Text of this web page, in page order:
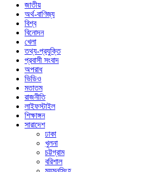
জাতীয়
অর্থ-বাণিজ্য
বিশ্ব
বিনোদন
খেলা
তথ্য-প্রযুক্তি
প্রবাসী সংবাদ
অপরাধ
ভিডিও
মতাতম
রাজনীতি
লাইফস্টাইল
শিক্ষাঙ্গন
সারাদেশ
ঢাকা
খুলনা
চট্টগ্রাম
বরিশাল